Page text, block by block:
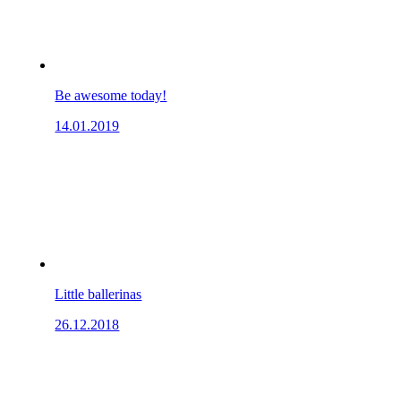
Be awesome today!
14.01.2019
Little ballerinas
26.12.2018